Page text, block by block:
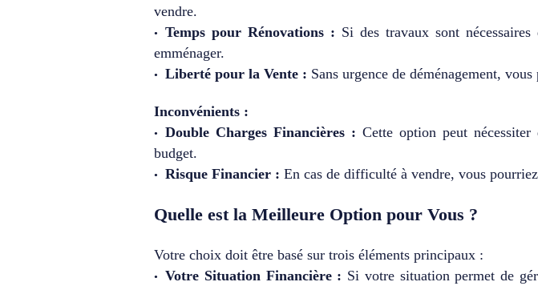
vendre.
Temps pour Rénovations : Si des travaux sont
emménager.
Liberté pour la Vente : Sans urgence de déménagement,
Inconvénients :
Double Charges Financières : Cette option peut
budget.
Risque Financier : En cas de difficulté à vendre, vous
Quelle est la Meilleure Option pour Vous ?
Votre choix doit être basé sur trois éléments principaux :
Votre Situation Financière : Si votre situation permet de